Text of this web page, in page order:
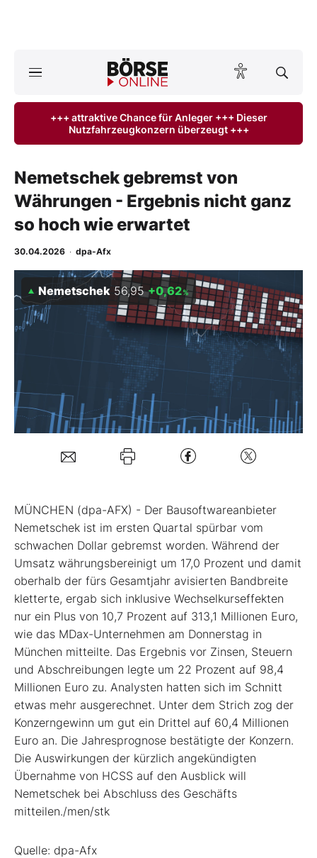
ktuelle Ausgabe BÖRSE ONLINE lesen
Finanz-Check
BO-Musterdepots
Experten
Mein Konto
+++ attraktive Chance für Anleger +++ Dieser
Nutzfahrzeugkonzern überzeugt +++
Nemetschek gebremst von
Währungen - Ergebnis nicht ganz
so hoch wie erwartet
30.04.2026 · dpa-Afx
Nemetschek 56,95 +0,62%
MÜNCHEN (dpa-AFX) - Der Bausoftwareanbieter
Nemetschek ist im ersten Quartal spürbar vom
schwachen Dollar gebremst worden. Während der
Umsatz währungsbereinigt um 17,0 Prozent und damit
oberhalb der fürs Gesamtjahr avisierten Bandbreite
kletterte, ergab sich inklusive Wechselkurseffekten
nur ein Plus von 10,7 Prozent auf 313,1 Millionen Euro,
wie das MDax-Unternehmen am Donnerstag in
München mitteilte. Das Ergebnis vor Zinsen, Steuern
und Abschreibungen legte um 22 Prozent auf 98,4
Millionen Euro zu. Analysten hatten sich im Schnitt
etwas mehr ausgerechnet. Unter dem Strich zog der
Konzerngewinn um gut ein Drittel auf 60,4 Millionen
Euro an. Die Jahresprognose bestätigte der Konzern.
Die Auswirkungen der kürzlich angekündigten
Übernahme von HCSS auf den Ausblick will
Nemetschek bei Abschluss des Geschäfts
mitteilen./men/stk
Quelle: dpa-Afx